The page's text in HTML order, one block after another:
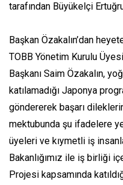
tarafından Büyükelçi
Başkan Özakalın’dan
TOBB Yönetim Kurulu
Başkanı Saim Özakalın,
katılamadığı Japonya
göndererek başarı
mektubunda şu ifadelere
üyeleri ve kıymetli iş
Bakanlığımız ile iş birliği
Projesi kapsamında